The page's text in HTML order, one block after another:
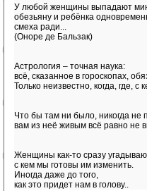
У любой женщины выпадают
обезьяну и ребёнка
смеха ради...
(Оноре де Бальзак)
Астрология – точная наука:
всё, сказанное в гороскопах,
Только неизвестно, когда, где, с
Что бы там ни было, никогда не
вам из неё живым всё равно не
Женщины как-то сразу
с кем мы готовы им изменить.
Иногда даже до того,
как это придет нам в голову..